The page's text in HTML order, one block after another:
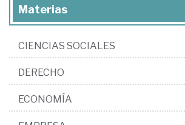
Materias
CIENCIAS SOCIALES
DERECHO
ECONOMÍA